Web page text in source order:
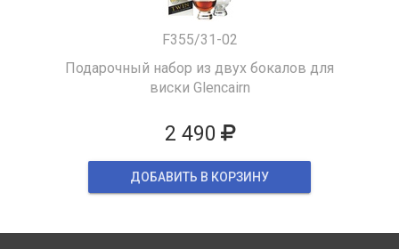
F355/31-02
Подарочный набор из двух бокалов для
виски Glencairn
2 490
ДОБАВИТЬ В КОРЗИНУ